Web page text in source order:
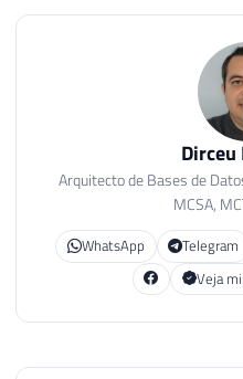
Dirceu
Arquitecto de Bases de
MCSA,
WhatsApp
Telegram
Veja